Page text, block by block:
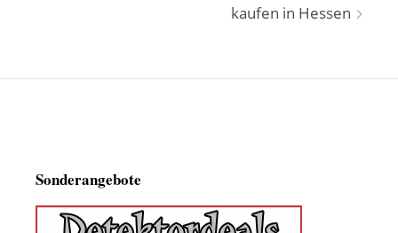
kaufen in Hessen
Sonderangebote